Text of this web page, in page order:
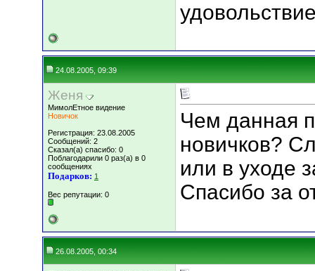
24.08.2005, 09:39
Женя
МимолЕтное видение
Новичок
Регистрация: 23.08.2005
Сообщений: 2
Сказал(а) спасибо: 0
Поблагодарили 0 раз(а) в 0
сообщениях
Подарков: 1
Вес репутации: 0
Чем данная
новичков?
или в уходе
Спасибо за
26.08.2005, 00:34